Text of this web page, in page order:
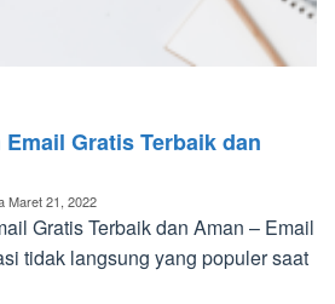
Gratis Terbaik dan
Maret 21, 2022
Gratis Terbaik dan Aman – Email
tidak langsung yang populer saat